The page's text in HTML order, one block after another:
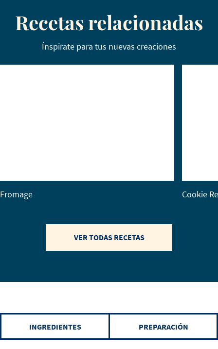
Recetas relacionadas
Ínspirate para tus nuevas creaciones
Fromage Cookie
VER TODAS RECETAS
INGREDIENTES PREPARACIÓN